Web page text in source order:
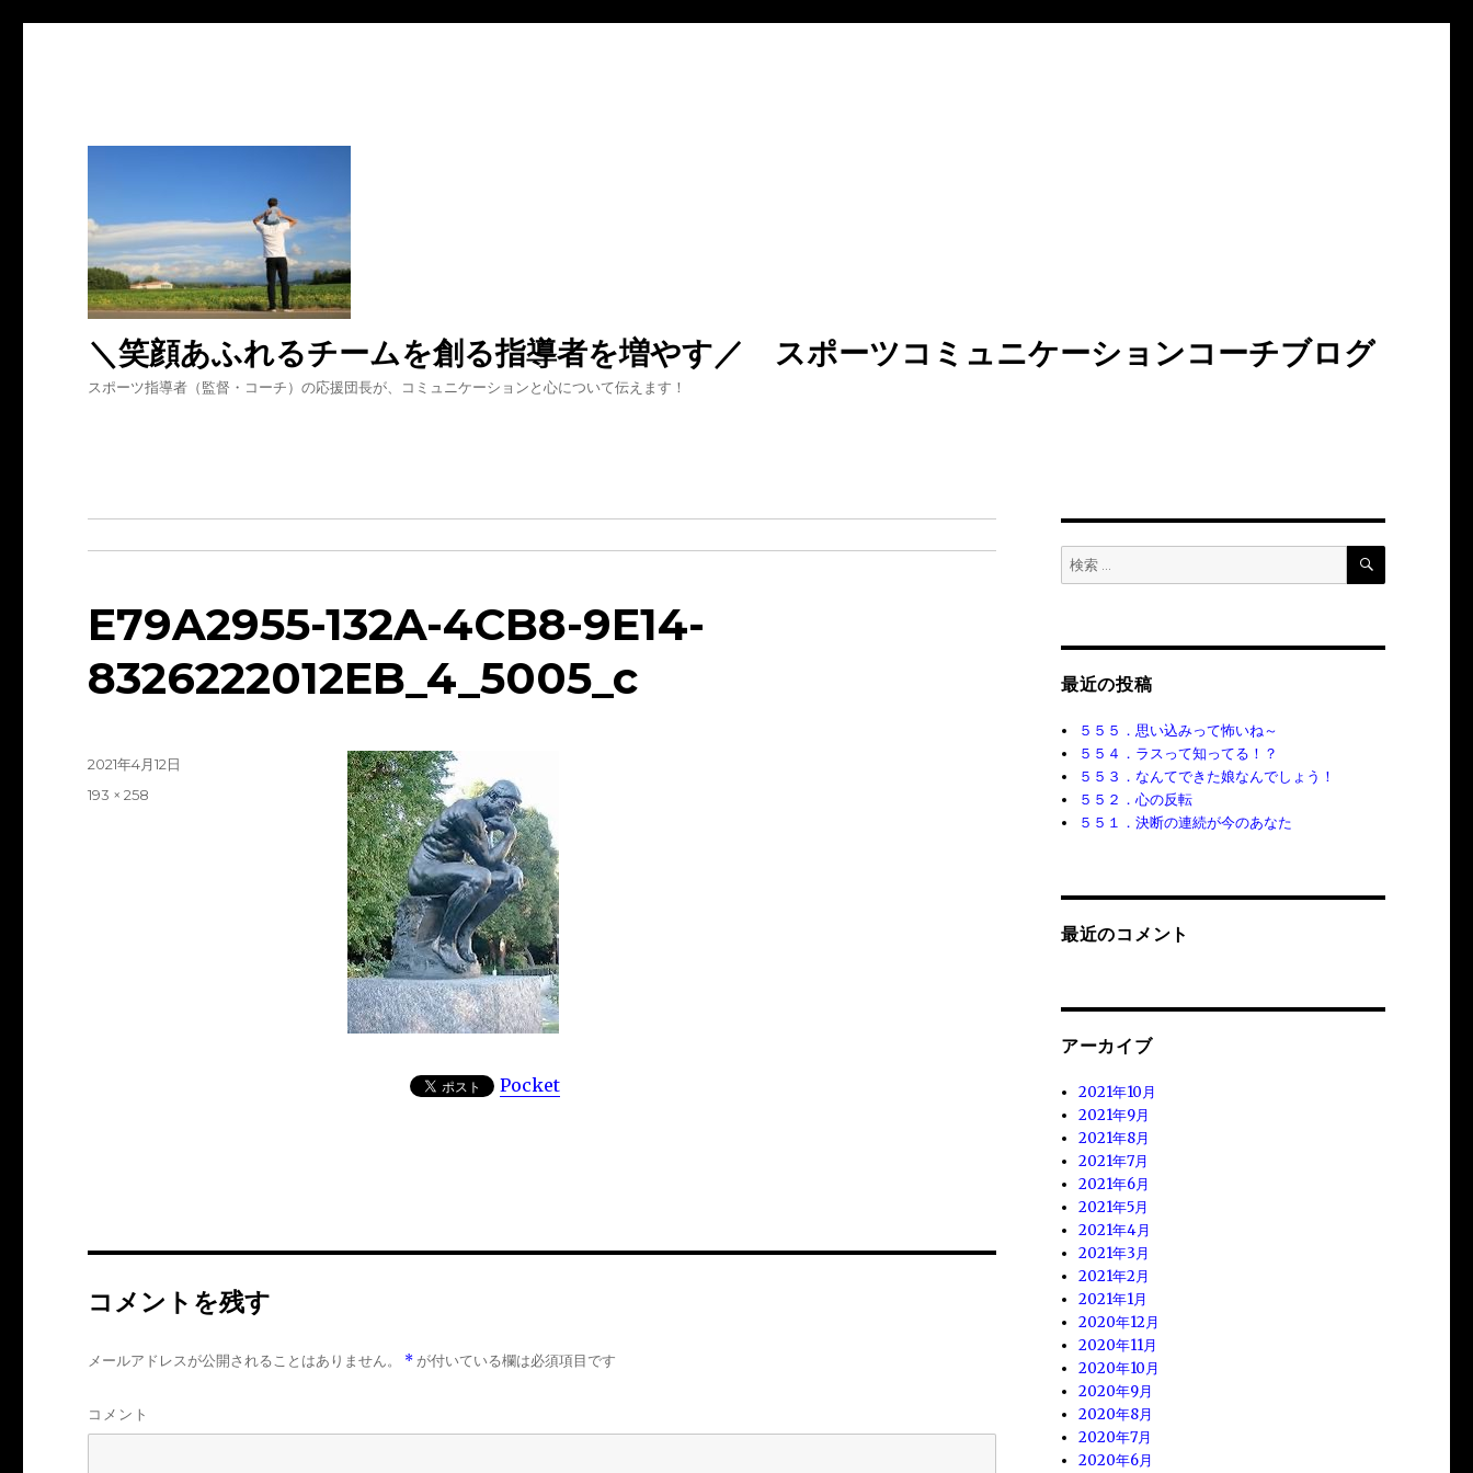
＼笑顔あふれるチームを創る指導者を増やす／ スポーツコミュニケーションコーチブログ
スポーツ指導者（監督・コーチ）の応援団長が、コミュニケーションと心について伝えます！
E79A2955-132A-4CB8-9E14-
8326222012EB_4_5005_c
Pocket
投
2021年4月12日
フ
193 × 258
コメントを残す
メールアドレスが公開されることはありません。 * が付いている欄は必須項目です
コメント
検
索:
検
最近の投稿
５５５．思い込みって怖いね～
５５４．ラスって知ってる！？
５５３．なんてできた娘なんでしょう！
５５２．心の反転
５５１．決断の連続が今のあなた
最近のコメント
アーカイブ
2021年10月
2021年9月
2021年8月
2021年7月
2021年6月
2021年5月
2021年4月
2021年3月
2021年2月
2021年1月
2020年12月
2020年11月
2020年10月
2020年9月
2020年8月
2020年7月
2020年6月